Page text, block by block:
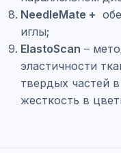
NeedleMate +
иглы;
ElastoScan –
эластичности
твердых частей
жесткость в